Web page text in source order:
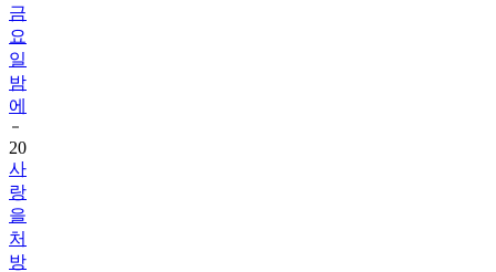
금
요
일
밤
에
20
사
랑
을
처
방